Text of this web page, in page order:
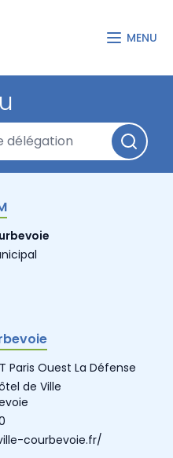
MENU
Paris Ouest La Défense
de Ville
courbevoie.fr/